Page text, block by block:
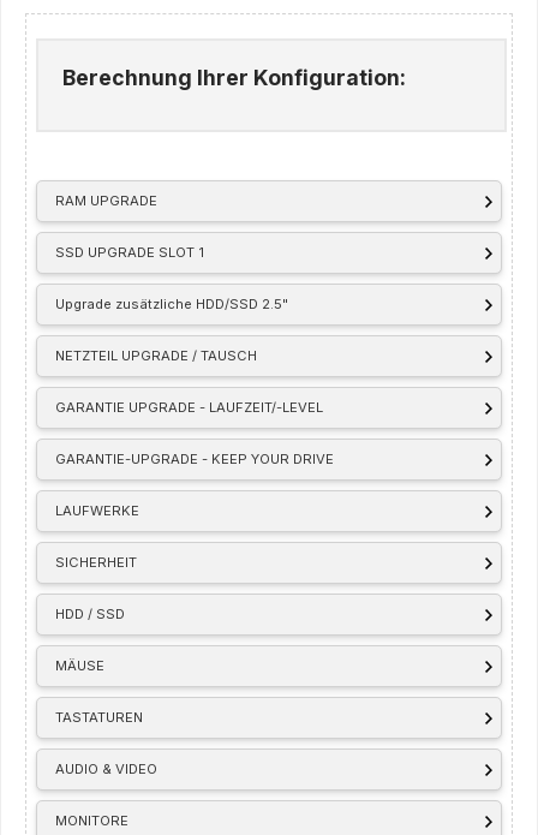
RAM UPGRADE
SSD UPGRADE SLOT 1
Upgrade zusätzliche HDD/SSD 2.5"
NETZTEIL UPGRADE / TAUSCH
GARANTIE UPGRADE - LAUFZEIT/-LEVEL
GARANTIE-UPGRADE - KEEP YOUR DRIVE
LAUFWERKE
SICHERHEIT
HDD / SSD
MÄUSE
TASTATUREN
AUDIO & VIDEO
MONITORE
Berechnung Ihrer Konfiguration: